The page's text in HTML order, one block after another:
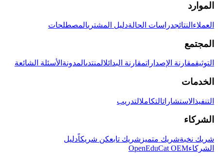
الموارد
العملاء النتائجدراسات الحالةدليل المشتريالمصطلحات
المجتمع
التوثيقمقارنة الإصداراتمقارنة البدائلالمنتدىالمدونة الأسئلة الشائعة
الخدمات
التنفيذ الاستشاراتالتكاملالتدريب
الشركاء
شريك نخبةشريك متميز شريك تابعكن شريكاًدليل
الشركاءOpenEduCat OEM